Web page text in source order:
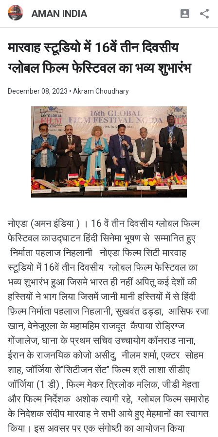
AMAN INDIA
मारवाह स्टूडियो में 16वें तीन दिवसीय
ग्लोबल फिल्म फेस्टिवल का भव्य शुभारंभ
December 08, 2023 • Akram Choudhary
नोएडा (अमन इंडिया ) । 16 वें तीन दिवसीय ग्लोबल फिल्म
फेस्टिवल काउद्घाटन हिंदी सिनेमा भूषण से सम्मानित हुए
निर्माता पहलाज निहलानी नोएडा फिल्म सिटी मारवाह
स्टूडियो में 16वें तीन दिवसीय ग्लोबल फिल्म फेस्टिवल का
भव्य शुभारंभ हुआ जिसमे भारत ही नहीं अपितु कई देशों की
हस्तियों ने भाग लिया जिसमें जानी मानी हस्तियों में से हिंदी
फ़िल्म निर्माता पहलाज निहलानी, सुखवंत ढड्डा, आसिफ रजा
खान, वेनेजुएला के महामहिम राजदूत कैपाया रोड्रिग्ज
गोंजालेज, घाना के प्रथम सचिव उच्चायोग कॉनराड नाना,
ईरान के राजनयिक कोजो असीदु, नीलम शर्मा, एक्टर सोहम
शाह, जॉर्जिया से"सिटीजन सेंट" फिल्म श्री लाशा सीडीए
जॉर्जिया (1 डी) , फिल्म मेकर त्रिलोक मलिक, जीडी मेहता
और फिल्म निर्देशक अशोक त्यागी रहे, ग्लोबल फिल्म समारोह
के निदेशक संदीप मारवाह ने सभी आये हुए मेहमानों का स्वागत
किया। इस अवसर पर एक संगोष्ठी का आयोजन किया